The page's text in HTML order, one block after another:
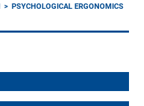
PSYCHOLOGICAL ERGONOMICS